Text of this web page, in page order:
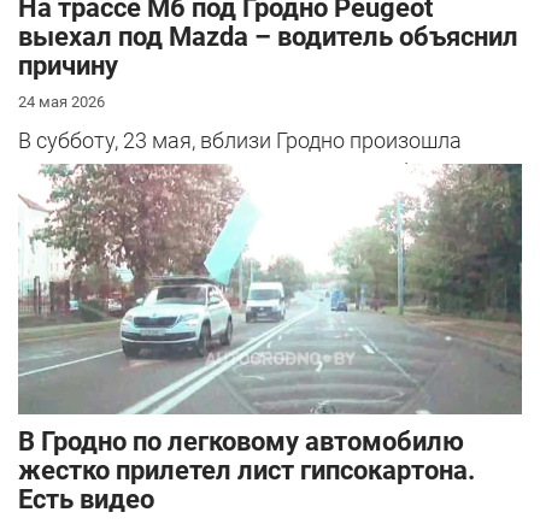
На трассе М6 под Гродно Peugeot
выехал под Mazda – водитель объяснил
причину
24 мая 2026
В субботу, 23 мая, вблизи Гродно произошла
серьезная авария – столкнулись Mazda и
Peugeot. Читатель АвтоГродно поделился...
В Гродно по легковому автомобилю
жестко прилетел лист гипсокартона.
Есть видео